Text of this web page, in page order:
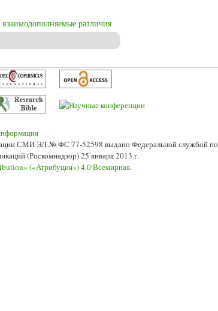
взаимодополняемые различия
СМИ ЭЛ № ФС 77-52598 выдано Федеральной службой по
(Роскомнадзор) 25 января 2013 г.
(«Атрибуция») 4.0 Всемирная.